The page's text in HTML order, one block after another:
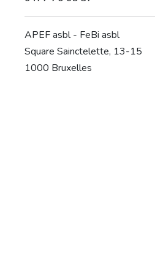
APEF asbl - FeBi asbl
Square Sainctelette, 13-15
1000 Bruxelles